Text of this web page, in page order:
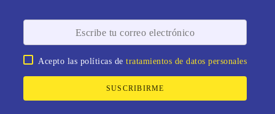
Acepto las políticas detratamientos de datos personales
SUSCRIBIRME